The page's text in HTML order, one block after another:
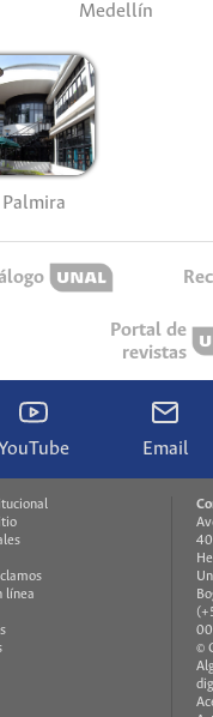
Medellín
Palmira
Portal de
revistas
Email
línea
©